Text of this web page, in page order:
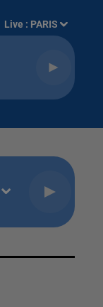
Live : PARIS